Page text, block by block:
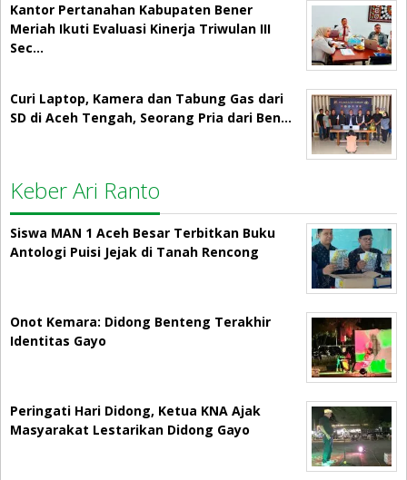
Kantor Pertanahan Kabupaten Bener
Meriah Ikuti Evaluasi Kinerja Triwulan III
Sec…
Curi Laptop, Kamera dan Tabung Gas dari
SD di Aceh Tengah, Seorang Pria dari Ben…
Keber Ari Ranto
Siswa MAN 1 Aceh Besar Terbitkan Buku
Antologi Puisi Jejak di Tanah Rencong
Onot Kemara: Didong Benteng Terakhir
Identitas Gayo
Peringati Hari Didong, Ketua KNA Ajak
Masyarakat Lestarikan Didong Gayo